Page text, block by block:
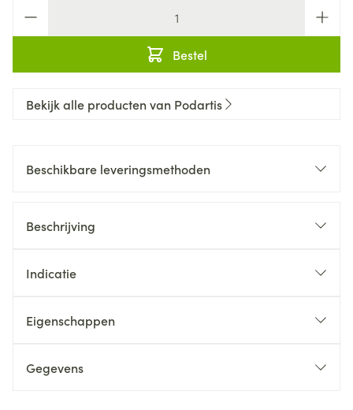
Bestel
Bekijk alle producten van Podartis
Beschikbare leveringsmethoden
Beschrijving
Indicatie
Eigenschappen
Gegevens